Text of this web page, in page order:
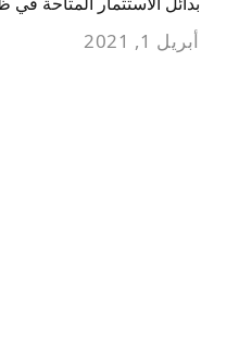
بدائل الاستثمار المتاحة
أبريل 1, 2021